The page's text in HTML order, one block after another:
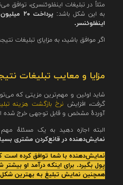
مثلاً‌ در تبلیغات اینفلوئنسری، توافق
به این شکل باشد:
اینفلوئنسر.
اگر موافق باشید، به مزایای تبلیغات
مزایا و معایب تبلیغات
شاید اولین و مهم‌ترین مزیتی که
گرفت، افزایش نرخ بازگشت هزینه
آوردهٔ مشخص و قابل توجهی خرج شده
البته اجازه دهید به یک مسئلهٔ
نمایش‌دهنده در قانع‌کردن مشتری
نمایش‌دهنده با شما توافق کرده
پول بگیرد. برای اینکه درآمد او
همچنین نمایش تبلیغ به بهترین